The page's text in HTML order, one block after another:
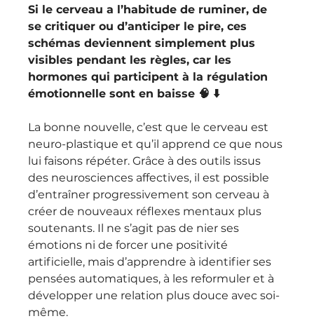
Si le cerveau a l’habitude de ruminer, de
se critiquer ou d’anticiper le pire, ces
schémas deviennent simplement plus
visibles pendant les règles, car les
hormones qui participent à la régulation
émotionnelle sont en baisse 🧠 ⬇️
La bonne nouvelle, c’est que le cerveau est
neuro-plastique et qu’il apprend ce que nous
lui faisons répéter. Grâce à des outils issus
des neurosciences affectives, il est possible
d’entraîner progressivement son cerveau à
créer de nouveaux réflexes mentaux plus
soutenants. Il ne s’agit pas de nier ses
émotions ni de forcer une positivité
artificielle, mais d’apprendre à identifier ses
pensées automatiques, à les reformuler et à
développer une relation plus douce avec soi-
même.